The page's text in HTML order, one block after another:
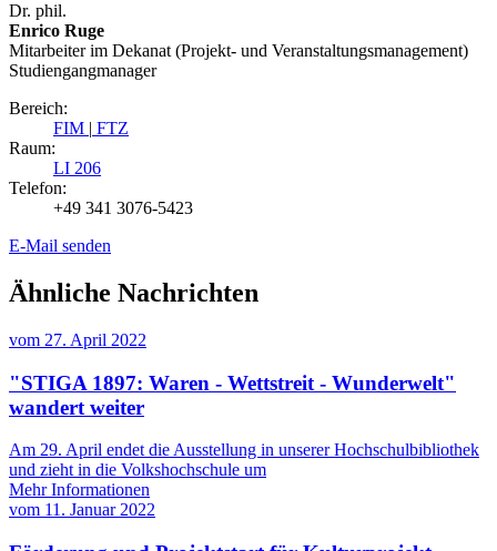
Dr. phil.
Enrico Ruge
Mitarbeiter im Dekanat (Projekt- und Veranstaltungsmanagement)
Studiengangmanager
Bereich:
FIM | FTZ
Raum:
LI 206
Telefon:
+49 341 3076-5423
E-Mail senden
Ähnliche Nachrichten
vom 27. April 2022
"STIGA 1897: Waren - Wettstreit - Wunderwelt"
wandert weiter
Am 29. April endet die Ausstellung in unserer Hochschulbibliothek
und zieht in die Volkshochschule um
Mehr Informationen
vom 11. Januar 2022